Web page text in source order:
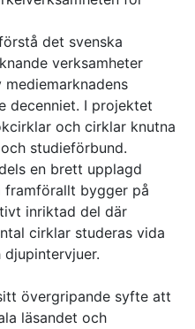
det svenska
verksamheter
decenniet. I projektet
och cirklar knutna
studieförbund.
en brett upplagd
bygger på
inriktad del där
cirklar studeras vida
övergripande syfte att
läsandet och